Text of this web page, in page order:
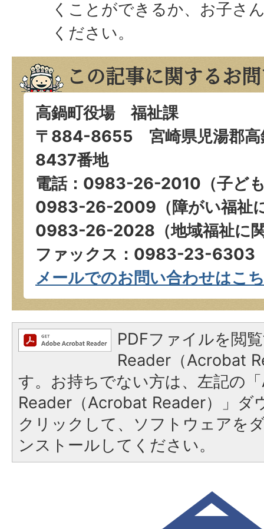
くことができるか、お子さ
ください。
この記事に関するお
高鍋町役場 福祉課
〒884-8655 宮崎県児湯郡高
8437番地
電話：0983-26-2010（子ど
0983-26-2009（障がい福祉
0983-26-2028（地域福祉に
ファックス：0983-23-6303
メールでのお問い合わせはこ
PDFファイルを閲
Reader（Acrobat
す。お持ちでない方は、左記の
Reader（Acrobat Reader）」ダ
クリックして、ソフトウェアを
ンストールしてください。